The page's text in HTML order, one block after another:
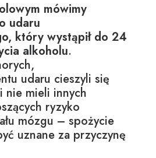
mówimy
udaru
który wystąpił do 24
alkoholu.
udaru cieszyli się
nie mieli innych
ryzyko
mózgu – spożycie
uznane za przyczynę